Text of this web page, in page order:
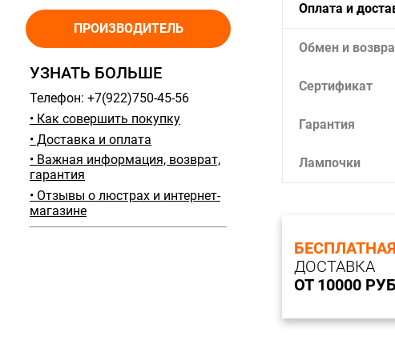
ПРОИЗВОДИТЕЛЬ
УЗНАТЬ БОЛЬШЕ
Телефон: +7(922)750-45-56
• Как совершить покупку
• Доставка и оплата
• Важная информация, возврат,
гарантия
• Отзывы о люстрах и интернет-
магазине
Оплата и
Обмен и
Сертификат
Гарантия
Лампочки
БЕСПЛАТНАЯ
ДОСТАВКА
ОТ 10000